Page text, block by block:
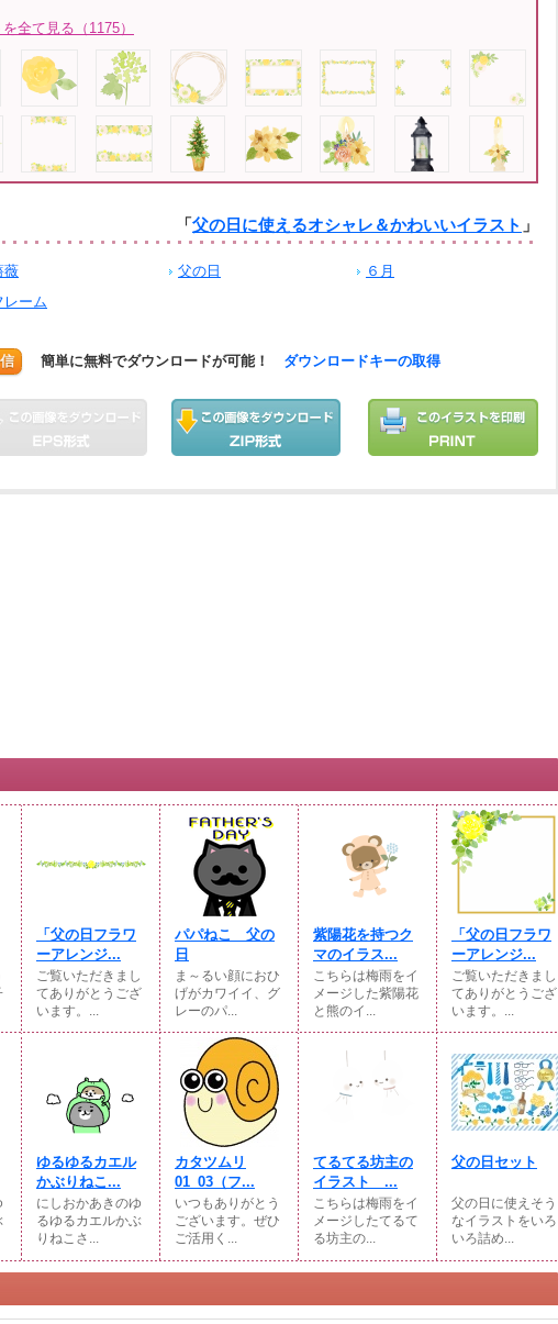
全て見る（1175）
「父の日に使えるオシャレ＆かわいいイラスト 」
薇 父の日
６月
レーム
簡単に無料でダウンロードが可能！ ダウンロードキーの取得
「父の日フラワ
ーアレンジ...
ご覧いただきまし
てありがとうござ
います。...
パパねこ 父の
日
ま～るい顔におひ
げがカワイイ、グ
レーのパ...
紫陽花を持つク
マのイラス...
こちらは梅雨をイ
メージした紫陽花
と熊のイ...
「父の日フラワ
ーアレンジ...
ご覧いただきまし
てありがとうござ
います。...
ゆるゆるカエル
かぶりねこ...
にしおかあきのゆ
るゆるカエルかぶ
りねこさ...
カタツムリ
01_03（フ...
いつもありがとう
ございます。ぜひ
ご活用く...
てるてる坊主の
イラスト ...
こちらは梅雨をイ
メージしたてるて
る坊主の...
父の日セット
父の日に使えそう
なイラストをいろ
いろ詰め...